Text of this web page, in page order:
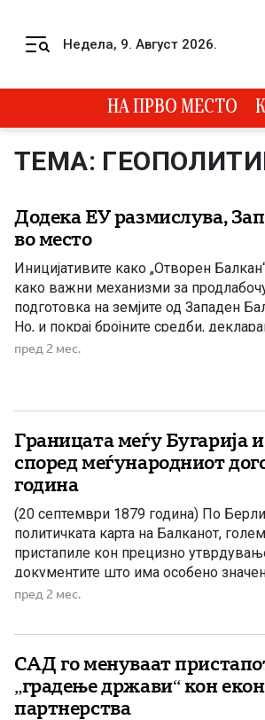
Недела, 9. Август 2026.
НА ПРВО МЕСТО
ТЕМА:
Додека ЕУ размислува,
во место
Иницијативите како „Отворен
како важни механизми за
подготовка на земјите од Западен
Но, и покрај бројните средби,
далеку под очекувањата. Дел од
пред 2 мес.
Границата меѓу Бугарија
според меѓународниот
година
(20 септември 1879 година) По
политичката карта на Балканот,
пристапиле кон прецизно
документите што има особено
20 септември 1879 година, во кој
пред 2 мес.
САД го менуваат
„градење држави“ кон
партнерства